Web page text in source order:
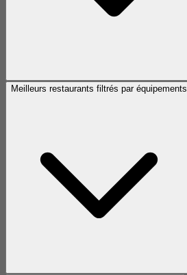
Meilleurs restaurants filtrés par équipements